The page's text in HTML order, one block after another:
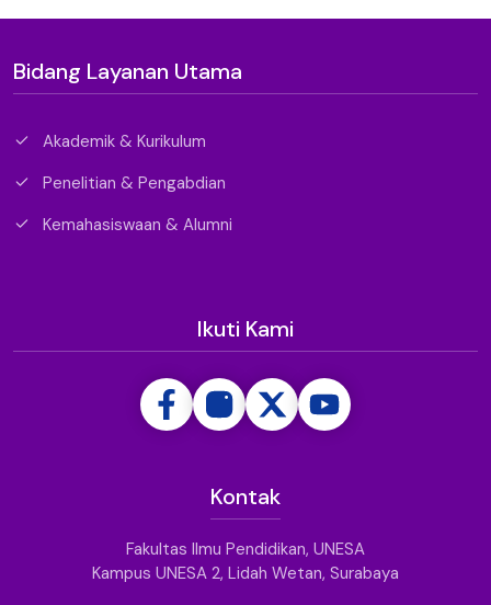
Bidang Layanan Utama
Akademik & Kurikulum
Penelitian & Pengabdian
Kemahasiswaan & Alumni
Ikuti Kami
Kontak
Fakultas Ilmu Pendidikan, UNESA
Kampus UNESA 2, Lidah Wetan, Surabaya